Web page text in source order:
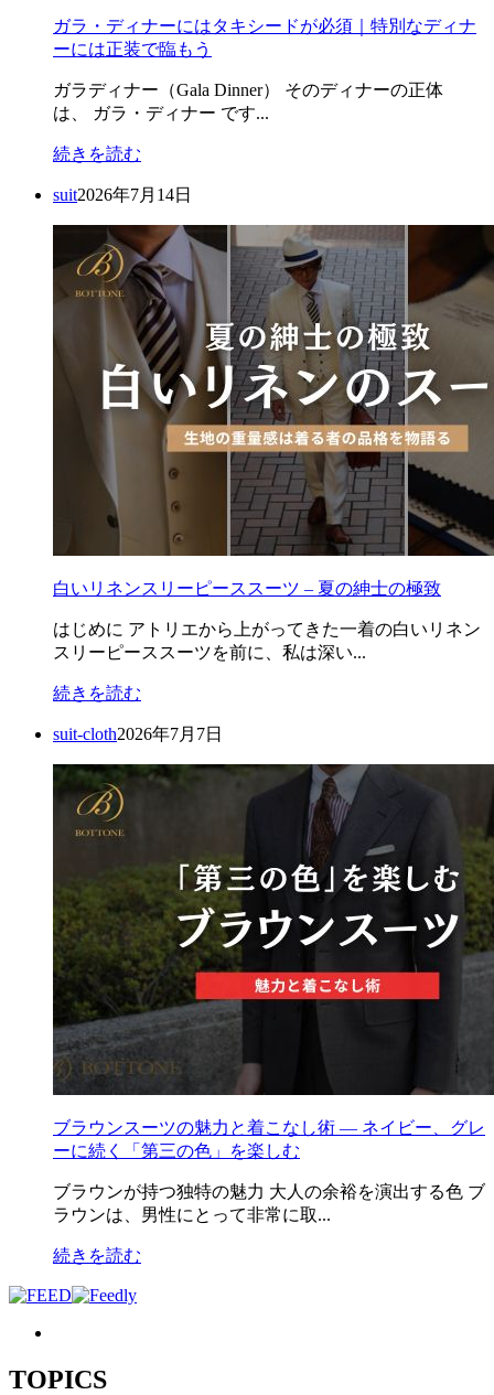
ガラ・ディナーにはタキシードが必須｜特別なディナ
ーには正装で臨もう
ガラディナー（Gala Dinner） そのディナーの正体
は、 ガラ・ディナー です...
続きを読む
suit2026年7月14日
白いリネンスリーピーススーツ – 夏の紳士の極致
はじめに アトリエから上がってきた一着の白いリネン
スリーピーススーツを前に、私は深い...
続きを読む
suit-cloth2026年7月7日
ブラウンスーツの魅力と着こなし術 ― ネイビー、グレ
ーに続く「第三の色」を楽しむ
ブラウンが持つ独特の魅力 大人の余裕を演出する色 ブ
ラウンは、男性にとって非常に取...
続きを読む
TOPICS